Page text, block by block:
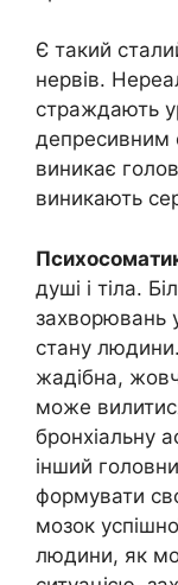
Є такий
нервів.
страждають
депресивним
виникає
виникають
душі і тіла.
захворювань
стану
жадібна,
може
бронхіальну
інший
формувати
мозок
людини, як